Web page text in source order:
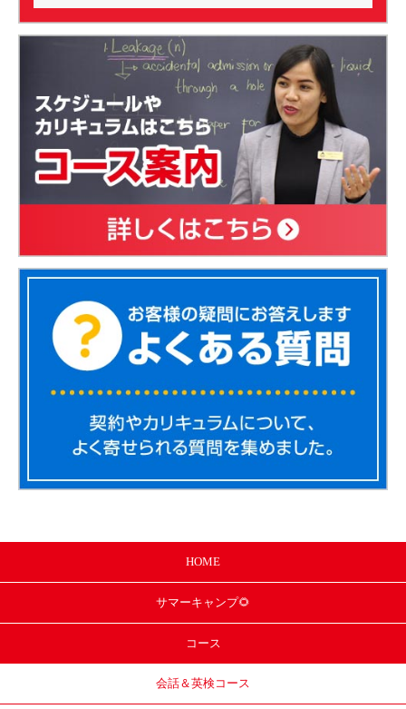
HOME
サマーキャンプ🌻
コース
会話＆英検コース